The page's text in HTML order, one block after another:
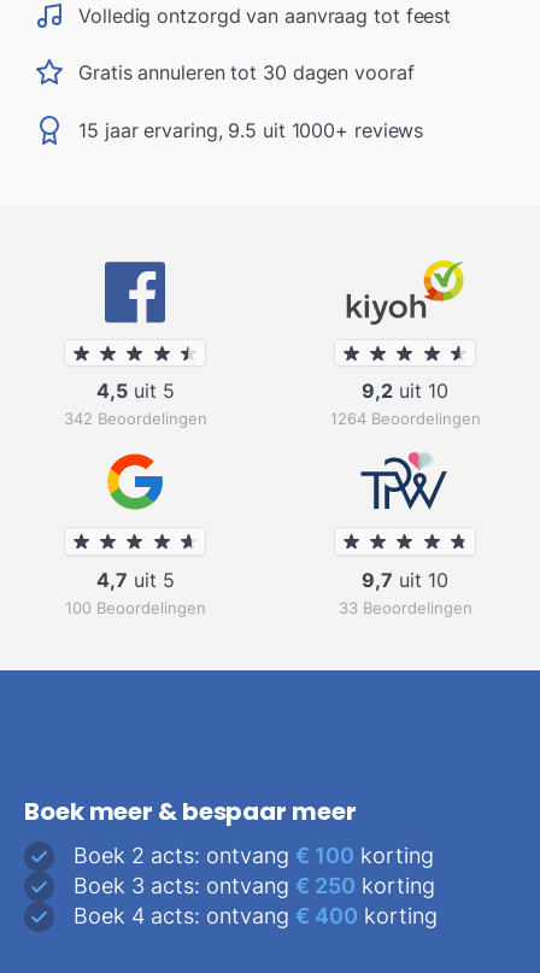
Volledig ontzorgd van aanvraag tot feest
Gratis annuleren tot 30 dagen vooraf
15 jaar ervaring, 9.5 uit 1000+ reviews
4,5uit 5
342 Beoordelingen
9,2 uit 10
1264 Beoordelingen
4,7 uit 5
100 Beoordelingen
9,7 uit 10
33 Beoordelingen
Boek meer & bespaar meer
Boek 2 acts: ontvang € 100 korting
Boek 3 acts: ontvang € 250 korting
Boek 4 acts: ontvang € 400 korting